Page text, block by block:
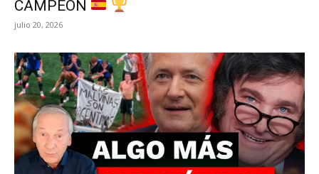
CAMPEÓN
julio 20, 2026